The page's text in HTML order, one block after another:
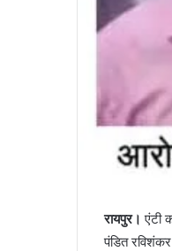
रायपुर। एंटी
पंडित